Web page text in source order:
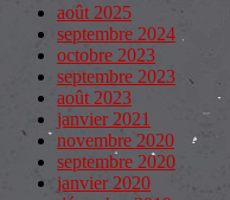
août 2025
septembre 2024
octobre 2023
septembre 2023
août 2023
janvier 2021
novembre 2020
septembre 2020
janvier 2020